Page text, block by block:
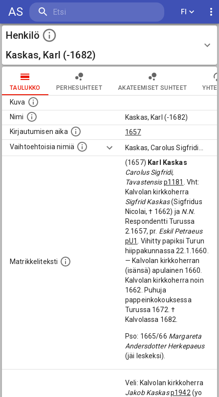
AS FI
Henkilö
Kaskas, Karl (-1682)
TAULUKKO PERHESUHTEET AKATEEMISET SUHTEET
Kuva
Nimi
Kaskas, Karl (-1682)
Kirjautumisen aika
1657
Vaihtoehtoisia nimiä
Kaskas, Carolus Sigfridi
Matrikkeliteksti
(1657) Karl Kaskas
Carolus Sigfridi,
Tavastensis p1181
. Vht:
Kalvolan kirkkoherra
Sigfrid Kaskas(Sigfridus
Nicolai, † 1662) ja N.N.
Respondentti Turussa
2.1657, pr. Eskil Petraeus
pU1
. Vihitty papiksi Turun
hiippakunnassa 22.1.1660.
— Kalvolan kirkkoherran
(isänsä) apulainen 1660.
Kalvolan kirkkoherra noin
1662. Puhuja
pappeinkokouksessa
Turussa 1672. †
Kalvolassa 1682.
Pso: 1665/66 Margareta
Andersdotter Herkepaeus
(jäi leskeksi).
Veli: Kalvolan kirkkoherra
Jakob Kaskasp1942 (yo